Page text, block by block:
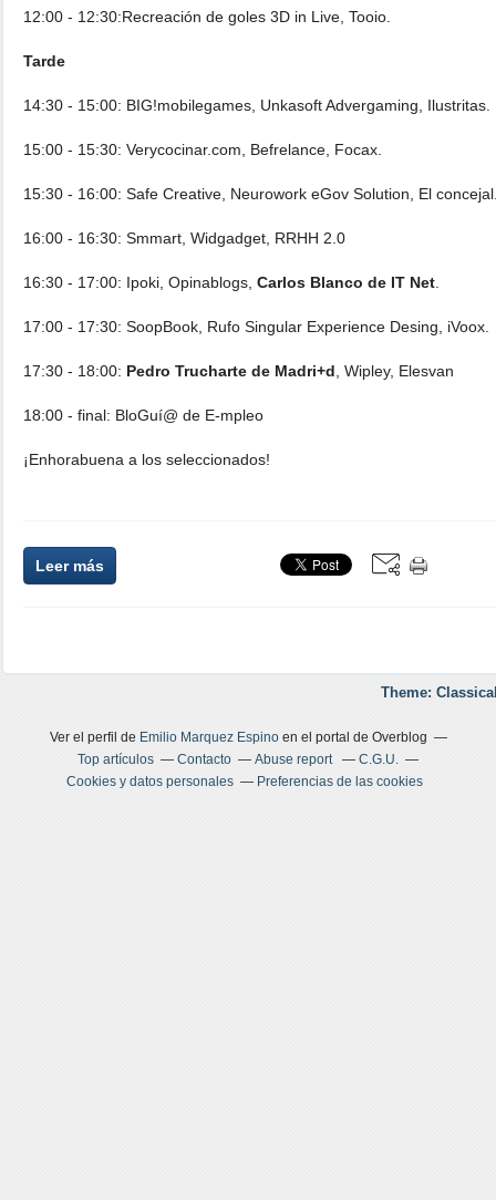
12:00 - 12:30:Recreación de goles 3D in Live, Tooio.
Tarde
14:30 - 15:00: BIG!mobilegames, Unkasoft Advergaming, Ilustritas.
15:00 - 15:30: Verycocinar.com, Befrelance, Focax.
15:30 - 16:00: Safe Creative, Neurowork eGov Solution, El
16:00 - 16:30: Smmart, Widgadget, RRHH 2.0
16:30 - 17:00: Ipoki, Opinablogs, Carlos Blanco de IT Net
17:00 - 17:30: SoopBook, Rufo Singular Experience Desing, iVoox.
17:30 - 18:00: Pedro Trucharte de Madri+d , Wipley, Elesvan
18:00 - final: BloGuí@ de E-mpleo
¡Enhorabuena a los seleccionados!
Leer más
Theme:
Ver el perfil de Emilio Marquez Espinoen el portal de Overblog
Top artículos
Contacto Abuse report
C.G.U.
Cookies y datos personales
Preferencias de las cookies